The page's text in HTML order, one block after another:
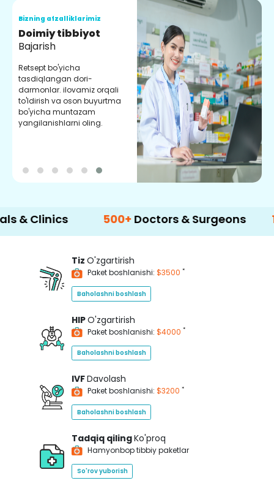
Bizning afzalliklarimiz
Doimiy tibbiyot
Bajarish
Retsept bo'yicha
tasdiqlangan dori-
darmonlar. ilovamiz orqali
to'ldirish va oson buyurtma
bo'yicha muntazam
yangilanishlarni oling.
500+ Doctors & Surgeons 14+
Tiz O'zgartirish
Paket boshlanishi: $3500 *
Baholashni boshlash
HIPO'zgartirish
Paket boshlanishi: $4000 *
Baholashni boshlash
IVFDavolash
Paket boshlanishi: $3200 *
Baholashni boshlash
Tadqiq qilingKo'proq
Hamyonbop tibbiy paketlar
So'rov yuborish